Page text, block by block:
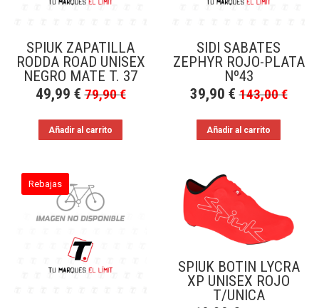
SPIUK ZAPATILLA
RODDA ROAD UNISEX
NEGRO MATE T. 37
49,99 € 79,90€
Añadir al carrito
SIDI SABATES
ZEPHYR ROJO-PLATA
Nº43
39,90 € 143,00€
Añadir al carrito
Rebajas
SPIUK BOTIN LYCRA
XP UNISEX ROJO
T/UNICA